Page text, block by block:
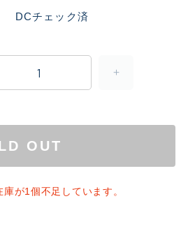
DCチェック済
OUT
が1個不足しています。